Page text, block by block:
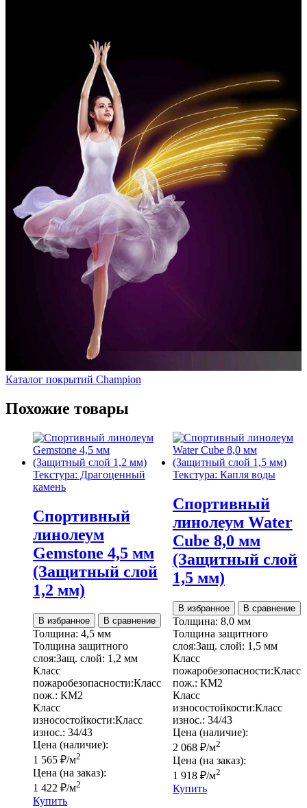
Каталог покрытий Champion
Похожие товары
Текстура: Драгоценный
камень
Спортивный
линолеум
Gemstone 4,5 мм
(Защитный слой
1,2 мм)
В избранное В сравнение
Толщина: 4,5 мм
Толщина защитного
слоя:Защ. слой: 1,2 мм
Класс
пожаробезопасности:Класс
пож.: КМ2
Класс
износостойкости:Класс
износ.: 34/43
Цена (наличие):
1 565 ₽/м2
Цена (на заказ):
1 422 ₽/м2
Купить
Текстура: Капля воды
Спортивный
линолеум Water
Cube 8,0 мм
(Защитный слой
1,5 мм)
В избранное В сравнение
Толщина: 8,0 мм
Толщина защитного
слоя:Защ. слой: 1,5 мм
Класс
пожаробезопасности:Класс
пож.: КМ2
Класс
износостойкости:Класс
износ.: 34/43
Цена (наличие):
2 068 ₽/м2
Цена (на заказ):
1 918 ₽/м2
Купить